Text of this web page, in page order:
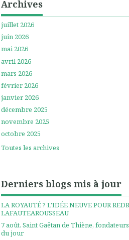
Archives
juillet 2026
juin 2026
mai 2026
avril 2026
mars 2026
février 2026
janvier 2026
décembre 2025
novembre 2025
octobre 2025
Toutes les archives
Derniers blogs mis à jour
LA ROYAUTÉ ? L'IDÉE NEUVE POUR
LAFAUTEAROUSSEAU
7 août. Saint Gaëtan de Thiène, fondateurs
du jour